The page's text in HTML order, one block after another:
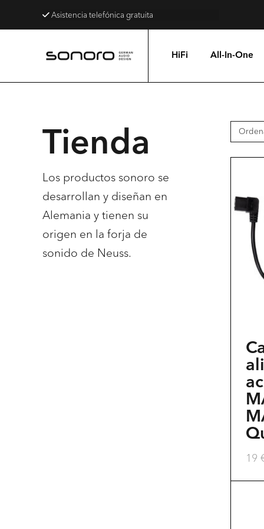
Asistencia telefónica gratuita
HiFi All-In-One
Tienda
Los productos sonoro se
desarrollan y diseñan en
Alemania y tienen su
origen en la forja de
sonido de Neuss.
19